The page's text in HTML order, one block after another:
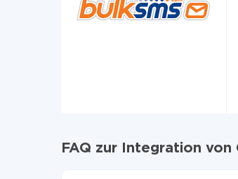
FAQ zur Integration von